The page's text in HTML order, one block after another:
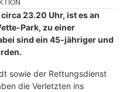
23.20 Uhr, ist es an
Park, zu einer
sind ein 45-jähriger und
sowie der Rettungsdienst
die Verletzten ins